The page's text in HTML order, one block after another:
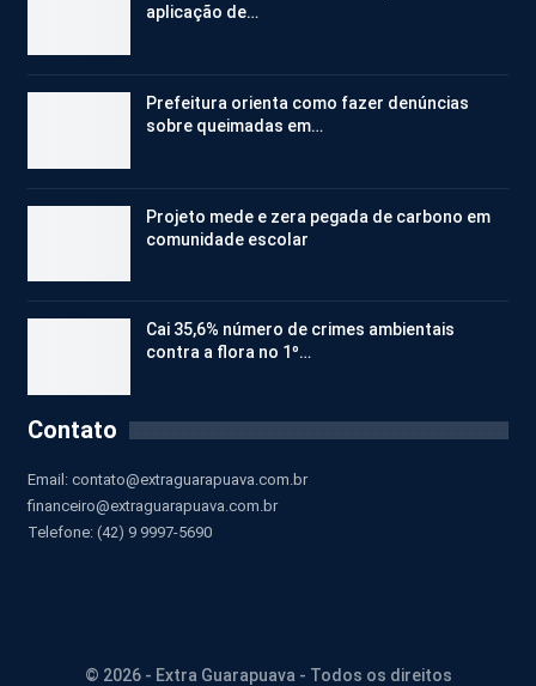
aplicação de…
Prefeitura orienta como fazer denúncias
sobre queimadas em…
Projeto mede e zera pegada de carbono em
comunidade escolar
Cai 35,6% número de crimes ambientais
contra a flora no 1º…
Contato
Email: contato@extraguarapuava.com.br
financeiro@extraguarapuava.com.br
Telefone: (42) 9 9997-5690
© 2026 - Extra Guarapuava - Todos os direitos